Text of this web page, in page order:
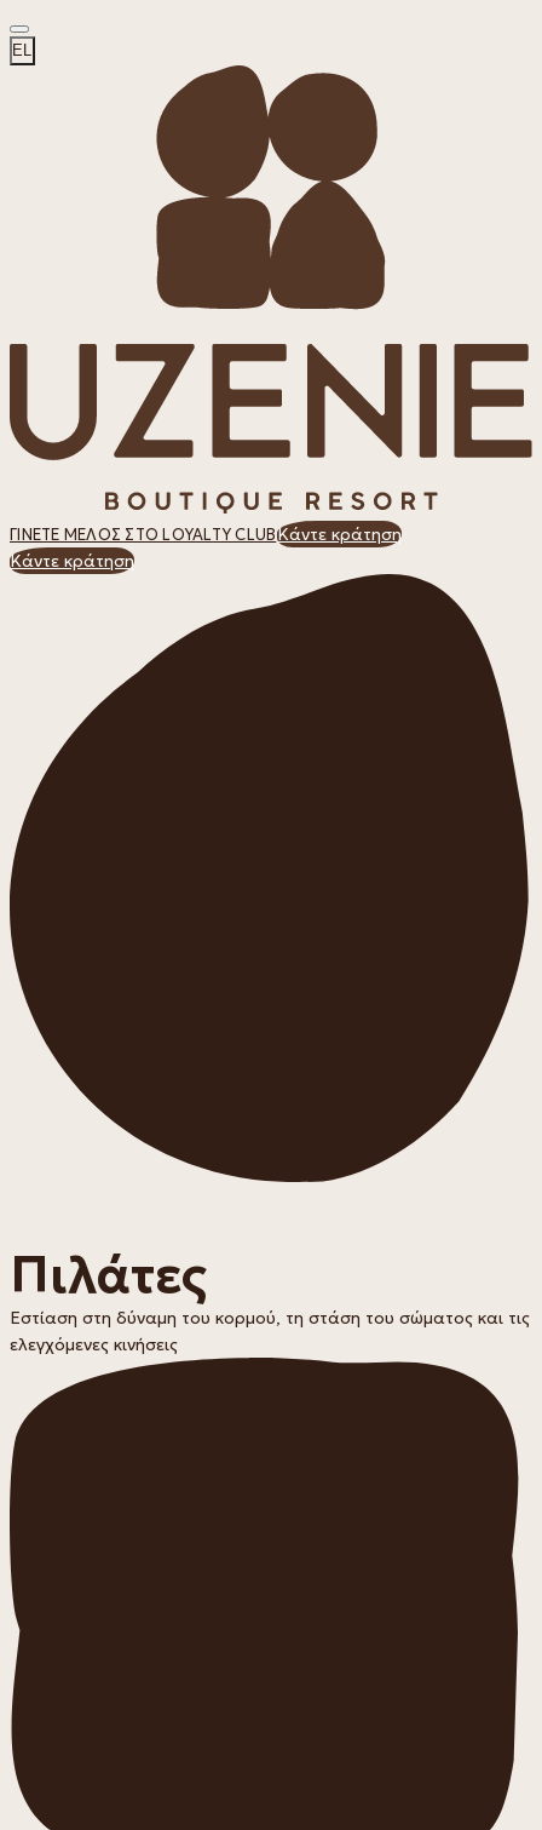
EL
ΓΊΝΕΤΕ ΜΈΛΟΣ ΣΤΟ LOYALTY CLUBΚάντε κράτηση
Κάντε κράτηση
Πιλάτες
Εστίαση στη δύναμη του κορμού, τη στάση του σώματος και τις
ελεγχόμενες κινήσεις